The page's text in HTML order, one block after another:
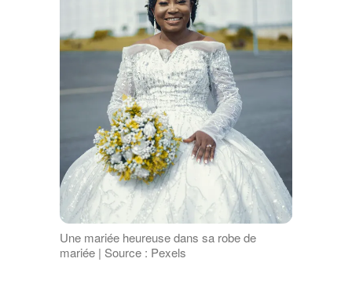
Une mariée heureuse dans sa robe de
mariée | Source : Pexels